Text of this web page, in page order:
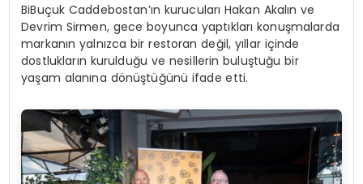
BiBuçuk Caddebostan’ın kurucuları Hakan Akalın ve
Devrim Sirmen, gece boyunca yaptıkları konuşmalarda
markanın yalnızca bir restoran değil, yıllar içinde
dostlukların kurulduğu ve nesillerin buluştuğu bir
yaşam alanına dönüştüğünü ifade etti.